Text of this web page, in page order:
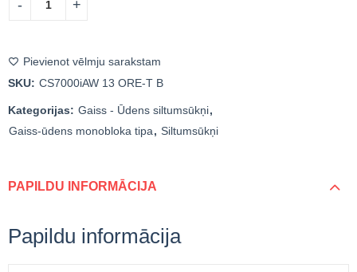
Pievienot vēlmju sarakstam
SKU: CS7000iAW 13 ORE-T B
Kategorijas: Gaiss - Ūdens siltumsūkņi,
Gaiss-ūdens monobloka tipa, Siltumsūkņi
PAPILDU INFORMĀCIJA
Papildu informācija